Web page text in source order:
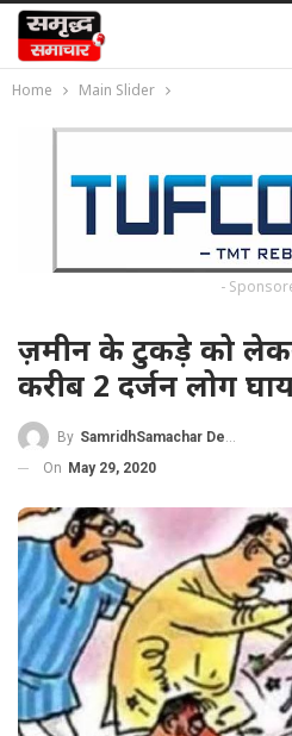
Home Main Slider
-
ज़मीन के टुकड़े को
करीब 2 दर्जन लोग
By SamridhSamachar Desk
On May 29, 2020